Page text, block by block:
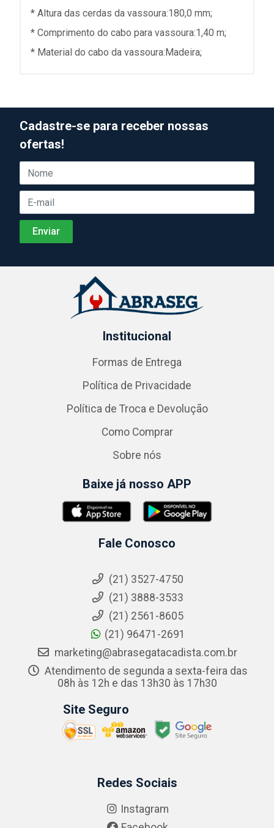
* Altura das cerdas da vassoura:180,0 mm;
* Comprimento do cabo para vassoura:1,40 m;
* Material do cabo da vassoura:Madeira;
Cadastre-se para receber nossas
ofertas!
Institucional
Formas de Entrega
Política de Privacidade
Política de Troca e Devolução
Como Comprar
Sobre nós
Baixe já nosso APP
Fale Conosco
(21) 3527-4750
(21) 3888-3533
(21) 2561-8605
(21) 96471-2691
marketing@abrasegatacadista.com.br
Atendimento de segunda a sexta-feira das
08h às 12h e das 13h30 às 17h30
Site Seguro
Redes Sociais
Instagram